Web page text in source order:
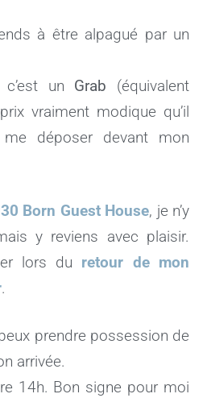
à être alpagué par un
c’est un Grab (équivalent
vraiment modique qu’il
déposer devant mon
Born Guest House, je n’y
y reviens avec plaisir.
lors du retour de mon
.
prendre possession de
arrivée.
14h. Bon signe pour moi